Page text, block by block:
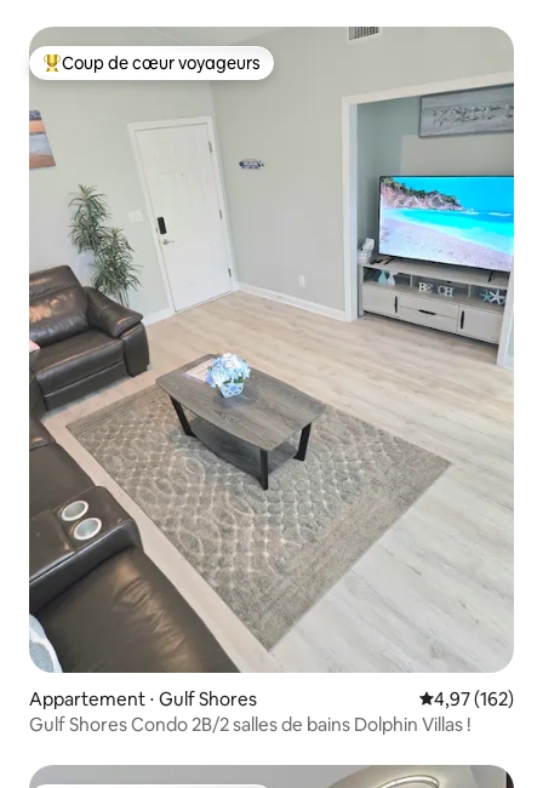
Coups de cœur voyageurs les plus appréciés
Coup de cœur voyageurs
Appartement ⋅ Gulf Shores Évaluation
4,97 (162)
Gulf Shores Condo 2B/2 salles de bains Dolphin Villas !